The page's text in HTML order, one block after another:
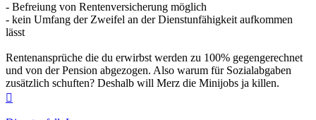
- Befreiung von Rentenversicherung möglich
- kein Umfang der Zweifel an der Dienstunfähigkeit aufkommen
lässt
Rentenansprüche die du erwirbst werden zu 100% gegengerechnet
und von der Pension abgezogen. Also warum für Sozialabgaben
zusätzlich schuften? Deshalb will Merz die Minijobs ja killen.